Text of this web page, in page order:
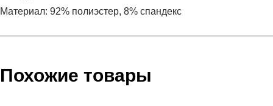
Материал: 92% полиэстер, 8% спандекс
Пол:женский
Инструкция по оплате есть в самом конце счета, который
Похожие товары